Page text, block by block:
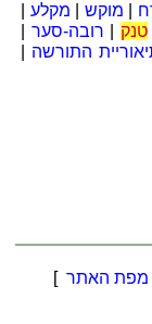
מוקש מקלע
טנק רובה-סער
התורשה
מפת האתר ]